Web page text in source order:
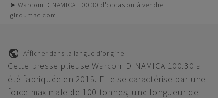
➤ Warcom DINAMICA 100.30 d'occasion à vendre |
gindumac.com
Afficher dans la langue d'origine
Cette presse plieuse Warcom DINAMICA 100.30 a
été fabriquée en 2016. Elle se caractérise par une
force maximale de 100 tonnes, une longueur de